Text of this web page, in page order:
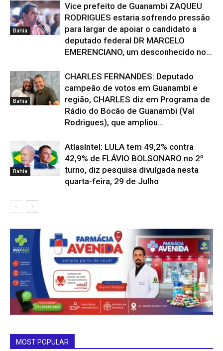
Bahia
Vice prefeito de Guanambi ZAQUEU
RODRIGUES estaria sofrendo pressão
para largar de apoiar o candidato a
deputado federal DR MARCELO
EMERENCIANO, um desconhecido no...
Bahia
CHARLES FERNANDES: Deputado
campeão de votos em Guanambi e
região, CHARLES diz em Programa de
Rádio do Bocão de Guanambi (Val
Rodrigues), que ampliou...
Bahia
AtlasIntel: LULA tem 49,2% contra
42,9% de FLÁVIO BOLSONARO no 2º
turno, diz pesquisa divulgada nesta
quarta-feira, 29 de Julho
MOST POPULAR